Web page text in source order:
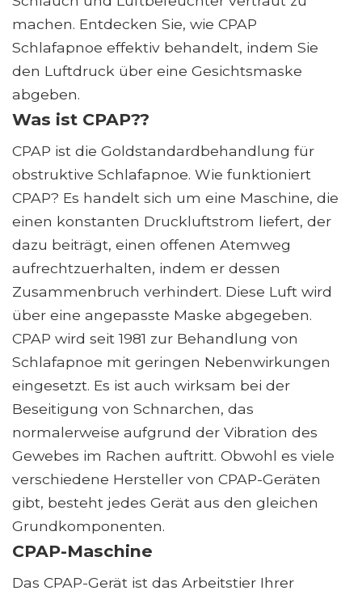
machen. Entdecken Sie, wie CPAP
Schlafapnoe effektiv behandelt, indem Sie
den Luftdruck über eine Gesichtsmaske
abgeben.
Was ist CPAP??
CPAP ist die Goldstandardbehandlung für
obstruktive Schlafapnoe. Wie funktioniert
CPAP? Es handelt sich um eine Maschine, die
einen konstanten Druckluftstrom liefert, der
dazu beiträgt, einen offenen Atemweg
aufrechtzuerhalten, indem er dessen
Zusammenbruch verhindert. Diese Luft wird
über eine angepasste Maske abgegeben.
CPAP wird seit 1981 zur Behandlung von
Schlafapnoe mit geringen Nebenwirkungen
eingesetzt. Es ist auch wirksam bei der
Beseitigung von Schnarchen, das
normalerweise aufgrund der Vibration des
Gewebes im Rachen auftritt. Obwohl es viele
verschiedene Hersteller von CPAP-Geräten
gibt, besteht jedes Gerät aus den gleichen
Grundkomponenten.
CPAP-Maschine
Das CPAP-Gerät ist das Arbeitstier Ihrer